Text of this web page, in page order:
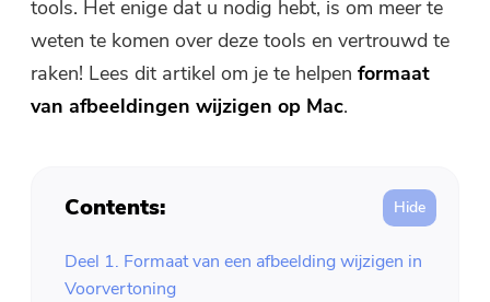
tools. Het enige dat u nodig hebt, is om meer te
weten te komen over deze tools en vertrouwd te
raken! Lees dit artikel om je te helpenformaat
van afbeeldingen wijzigen op Mac.
Contents:
Deel 1. Formaat van een afbeelding wijzigen in
Voorvertoning